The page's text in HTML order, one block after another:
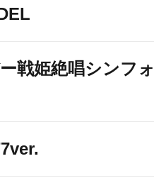
戦姫絶唱シンフ